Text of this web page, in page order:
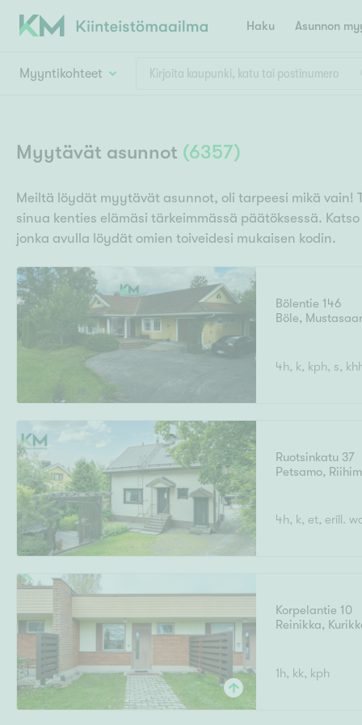
Haku Asunnon
E
Espoo
H
Helsinki
Hyvinkää
Hämeenlinna
I
Joensuu Jyväskylä Järvenpää
N
Myyntikohteet
Asuntotyyppi
Hinta
Pinta-ala
Rakennusvuosi
Myytävät asunnot (6357)
Meiltä löydät myytävät asunnot, oli tarpeesi mikä vain!
sinua kenties elämäsi tärkeimmässä päätöksessä.
jonka avulla löydät omien toiveidesi mukaisen kodin.
Bölentie 146
Böle,
4h, k, kph, s,
Ruotsinkatu 37
Petsamo,
4h, k, et, erill.
Korpelantie 10
Reinikka,
1h, kk, kph